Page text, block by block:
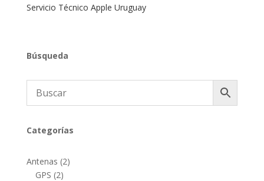
Servicio Técnico Apple Uruguay
Búsqueda
Categorías
Antenas 22
GPS 22